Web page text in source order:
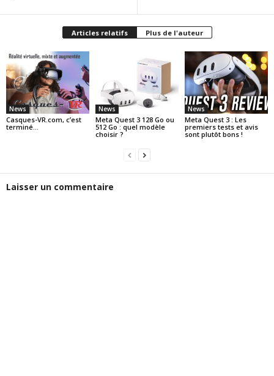
Articles relatifs Plus de l'auteur
News
Casques-VR.com, c’est
terminé…
News
Meta Quest 3 128 Go ou
512 Go : quel modèle
choisir ?
News
Meta Quest 3 : Les
premiers tests et avis
sont plutôt bons !
Laisser un commentaire